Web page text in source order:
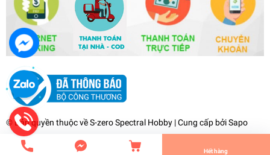
© Bản quyền thuộc vềS-zero Spectral Hobby | Cung cấp bởiSapo
Mô hình lắp ghép HIRM 1/100 High Resolution
2.650.000₫
undefined
Tiến Hành Thanh Toán
Hết hàng